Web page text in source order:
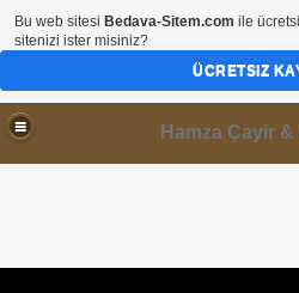
Bu web sitesi Bedava-Sitem.com ile
sitenizi ister misiniz?
ÜCRETSIZ